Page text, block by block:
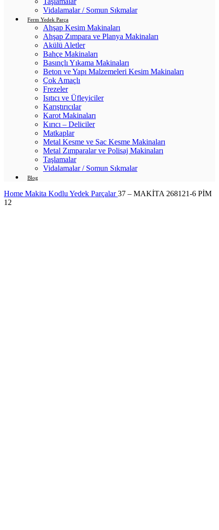
Vidalamalar / Somun Sıkmalar
Ferm Yedek Parça
Ahşap Kesim Makinaları
Ahşap Zımpara ve Planya Makinaları
Akülü Aletler
Bahçe Makinaları
Basınçlı Yıkama Makinaları
Beton ve Yapı Malzemeleri Kesim Makinaları
Çok Amaçlı
Frezeler
Isıtıcı ve Üfleyiciler
Karıştırıcılar
Karot Makinaları
Kırıcı – Deliciler
Matkaplar
Metal Kesme ve Sac Kesme Makinaları
Metal Zımparalar ve Polisaj Makinaları
Taşlamalar
Vidalamalar / Somun Sıkmalar
Blog
Home Makita Kodlu Yedek Parçalar37 – MAKİTA 268121-6 PİM
12